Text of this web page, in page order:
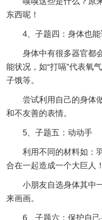
东西呢！
4、子题四：身体也
身体中有很多器官都
能状况，如“打嗝”代表氧
子饿等。
尝试利用自己的身体
和不友善的表情。
5、子题五：动动手
利用不同的材料如
合在一起造成一个大巨人！
小朋友自选身体其中
来画画。
6、子题六：保护自